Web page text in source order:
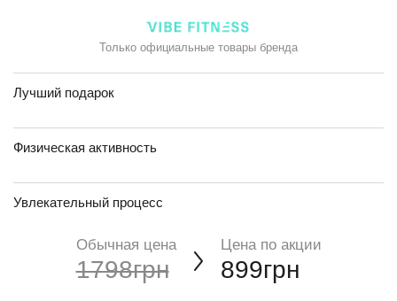
Только официальные товары бренда
Лучший подарок
Физическая активность
Увлекательный процесс
Обычная цена
1798грн
Цена по акции
899грн